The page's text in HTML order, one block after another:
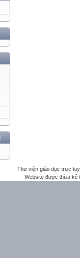
Thư viện giáo dục trực
Website được thừa kế